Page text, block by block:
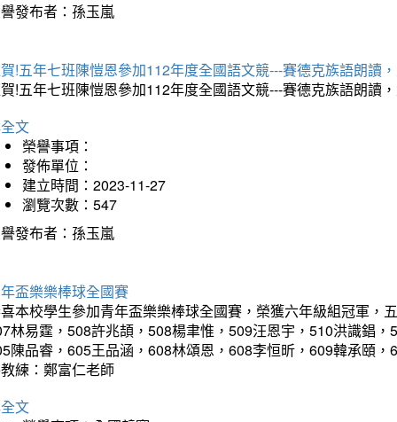
發布者：孫玉嵐
!五年七班陳愷恩參加112年度全國語文競---賽德克族語朗讀
!五年七班陳愷恩參加112年度全國語文競---賽德克族語朗讀
文
榮譽事項：
發佈單位：
建立時間：2023-11-27
瀏覽次數：547
發布者：孫玉嵐
盃樂樂棒球全國賽
本校學生參加青年盃樂樂棒球全國賽，榮獲六年級組冠軍
林易霆，508許兆頡，508楊聿惟，509汪恩宇，510洪識錩
陳品睿，605王品涵，608林頌恩，608李恒昕，609韓承頤
練：鄭富仁老師
文